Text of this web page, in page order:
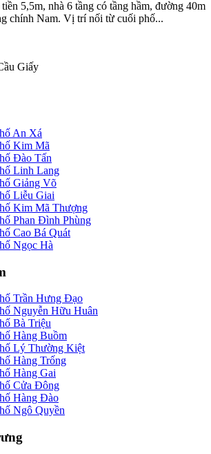
5,5m, nhà 6 tầng có tầng hầm, đường 40m
chính Nam. Vị trí nối từ cuối phố...
Giấy
An Xá
Kim Mã
Đào Tấn
Linh Lang
Giảng Võ
Liễu Giai
Kim Mã Thượng
Phan Đình Phùng
Cao Bá Quát
Ngọc Hà
Trần Hưng Đạo
Nguyễn Hữu Huân
Bà Triệu
Hàng Buồm
Lý Thường Kiệt
Hàng Trống
Hàng Gai
Cửa Đông
Hàng Đào
Ngô Quyền